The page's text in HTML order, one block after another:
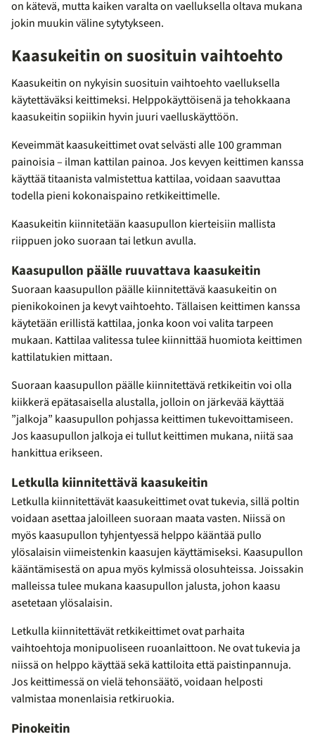
on kätevä, mutta kaiken varalta on vaelluksella oltava mukana
jokin muukin väline sytytykseen.
Kaasukeitin on suosituin vaihtoehto
Kaasukeitin on nykyisin suosituin vaihtoehto vaelluksella
käytettäväksi keittimeksi. Helppokäyttöisenä ja tehokkaana
kaasukeitin sopiikin hyvin juuri vaelluskäyttöön.
Keveimmät kaasukeittimet ovat selvästi alle 100 gramman
painoisia – ilman kattilan painoa. Jos kevyen keittimen kanssa
käyttää titaanista valmistettua kattilaa, voidaan saavuttaa
todella pieni kokonaispaino retkikeittimelle.
Kaasukeitin kiinnitetään kaasupullon kierteisiin mallista
riippuen joko suoraan tai letkun avulla.
Kaasupullon päälle ruuvattava kaasukeitin
Suoraan kaasupullon päälle kiinnitettävä kaasukeitin on
pienikokoinen ja kevyt vaihtoehto. Tällaisen keittimen kanssa
käytetään erillistä kattilaa, jonka koon voi valita tarpeen
mukaan. Kattilaa valitessa tulee kiinnittää huomiota keittimen
kattilatukien mittaan.
Suoraan kaasupullon päälle kiinnitettävä retkikeitin voi olla
kiikkerä epätasaisella alustalla, jolloin on järkevää käyttää
”jalkoja” kaasupullon pohjassa keittimen tukevoittamiseen.
Jos kaasupullon jalkoja ei tullut keittimen mukana, niitä saa
hankittua erikseen.
Letkulla kiinnitettävä kaasukeitin
Letkulla kiinnitettävät kaasukeittimet ovat tukevia, sillä poltin
voidaan asettaa jaloilleen suoraan maata vasten. Niissä on
myös kaasupullon tyhjentyessä helppo kääntää pullo
ylösalaisin viimeistenkin kaasujen käyttämiseksi. Kaasupullon
kääntämisestä on apua myös kylmissä olosuhteissa. Joissakin
malleissa tulee mukana kaasupullon jalusta, johon kaasu
asetetaan ylösalaisin.
Letkulla kiinnitettävät retkikeittimet ovat parhaita
vaihtoehtoja monipuoliseen ruoanlaittoon. Ne ovat tukevia ja
niissä on helppo käyttää sekä kattiloita että paistinpannuja.
Jos keittimessä on vielä tehonsäätö, voidaan helposti
valmistaa monenlaisia retkiruokia.
Pinokeitin